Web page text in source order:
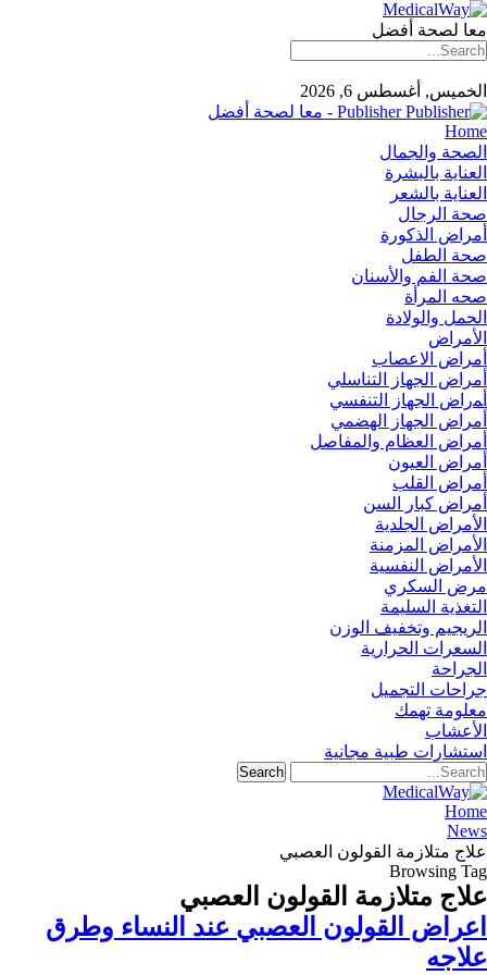
معا لصحة أفضل
الخميس, أغسطس 6, 2026
Publisher - معا لصحة أفضل
Home
الصحة والجمال
العناية بالبشرة
العناية بالشعر
صحة الرجال
أمراض الذكورة
صحة الطفل
صحة الفم والأسنان
صحه المرأة
الحمل والولادة
الأمراض
أمراض الاعصاب
أمراض الجهاز التناسلي
أﻤراض اﻟﺠﻬﺎز اﻟﺘﻨﻔﺴﻲ
أمراض الجهاز الهضمي
أمراض العظام والمفاصل
أمراض العيون
أمراض القلب
أمراض كبار السن
الأمراض الجلدية
الأمراض المزمنة
الأمراض النفسية
مرض السكري
التغذية السليمة
الريجيم وتخفيف الوزن
السعرات الحرارية
الجراحة
جراحات التجميل
معلومة تهمك
الأعشاب
استشارات طبية مجانية
Home
News
علاج متلازمة القولون العصبي
Browsing Tag
علاج متلازمة القولون العصبي
اعراض القولون العصبي عند النساء وطرق
علاجه